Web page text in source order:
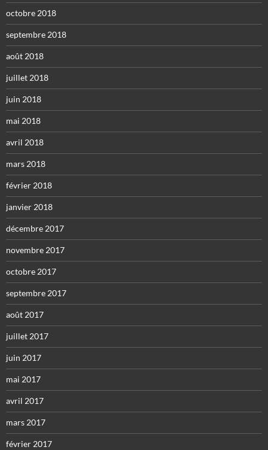
octobre 2018
septembre 2018
août 2018
juillet 2018
juin 2018
mai 2018
avril 2018
mars 2018
février 2018
janvier 2018
décembre 2017
novembre 2017
octobre 2017
septembre 2017
août 2017
juillet 2017
juin 2017
mai 2017
avril 2017
mars 2017
février 2017